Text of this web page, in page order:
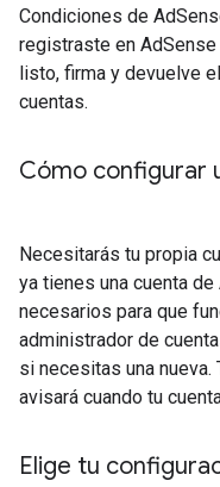
Condiciones de
registraste en
listo, firma y devuelve
cuentas.
Cómo configurar
Necesitarás tu propia
ya tienes una cuenta
necesarios para que
administrador de
si necesitas una
avisará cuando tu
Elige tu